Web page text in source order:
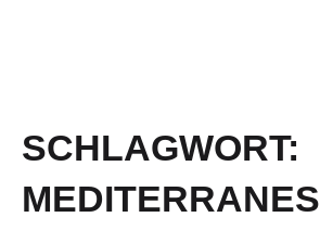
SCHLAGWORT: